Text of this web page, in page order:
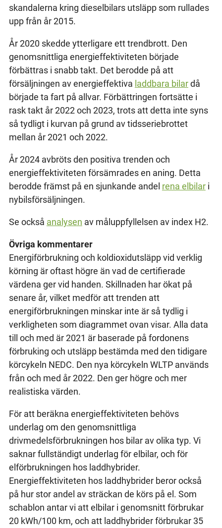
skandalerna kring dieselbilars utsläpp som rullades
upp från år 2015.
År 2020 skedde ytterligare ett trendbrott. Den
genomsnittliga energieffektiviteten började
förbättras i snabb takt. Det berodde på att
försäljningen av energieffektiva laddbara bilardå
började ta fart på allvar. Förbättringen fortsätte i
rask takt år 2022 och 2023, trots att detta inte syns
så tydligt i kurvan på grund av tidsseriebrottet
mellan år 2021 och 2022.
År 2024 avbröts den positiva trenden och
energieffektiviteten försämrades en aning. Detta
berodde främst på en sjunkande andel rena elbilari
nybilsförsäljningen.
Se också analysen av måluppfyllelsen av index H2.
Övriga kommentarer
Energiförbrukning och koldioxidutsläpp vid verklig
körning är oftast högre än vad de certifierade
värdena ger vid handen. Skillnaden har ökat på
senare år, vilket medför att trenden att
energiförbrukningen minskar inte är så tydlig i
verkligheten som diagrammet ovan visar. Alla data
till och med är 2021 är baserade på fordonens
förbruking och utsläpp bestämda med den tidigare
körcykeln NEDC. Den nya körcykeln WLTP används
från och med år 2022. Den ger högre och mer
realistiska värden.
För att beräkna energieffektiviteten behövs
underlag om den genomsnittliga
drivmedelsförbrukningen hos bilar av olika typ. Vi
saknar fullständigt underlag för elbilar, och för
elförbrukningen hos laddhybrider.
Energieffektiviteten hos laddhybrider beror också
på hur stor andel av sträckan de körs på el. Som
schablon antar vi att elbilar i genomsnitt förbrukar
20 kWh/100 km, och att laddhybrider förbrukar 35